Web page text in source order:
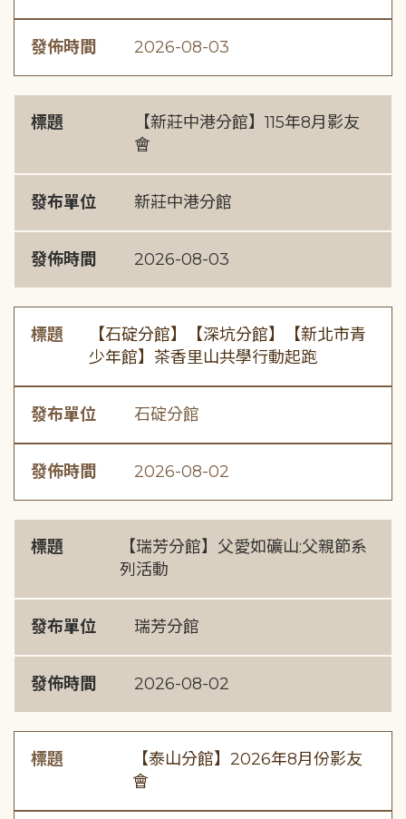
發佈時間 2026-08-03
標題
【新莊中港分館】115年8月影友
會
發布單位 新莊中港分館
發佈時間 2026-08-03
標題
【石碇分館】【深坑分館】【新北市青
少年館】茶香里山共學行動起跑
發布單位 石碇分館
發佈時間 2026-08-02
標題
【瑞芳分館】父愛如礦山:父親節系
列活動
發布單位 瑞芳分館
發佈時間 2026-08-02
標題
【泰山分館】2026年8月份影友
會